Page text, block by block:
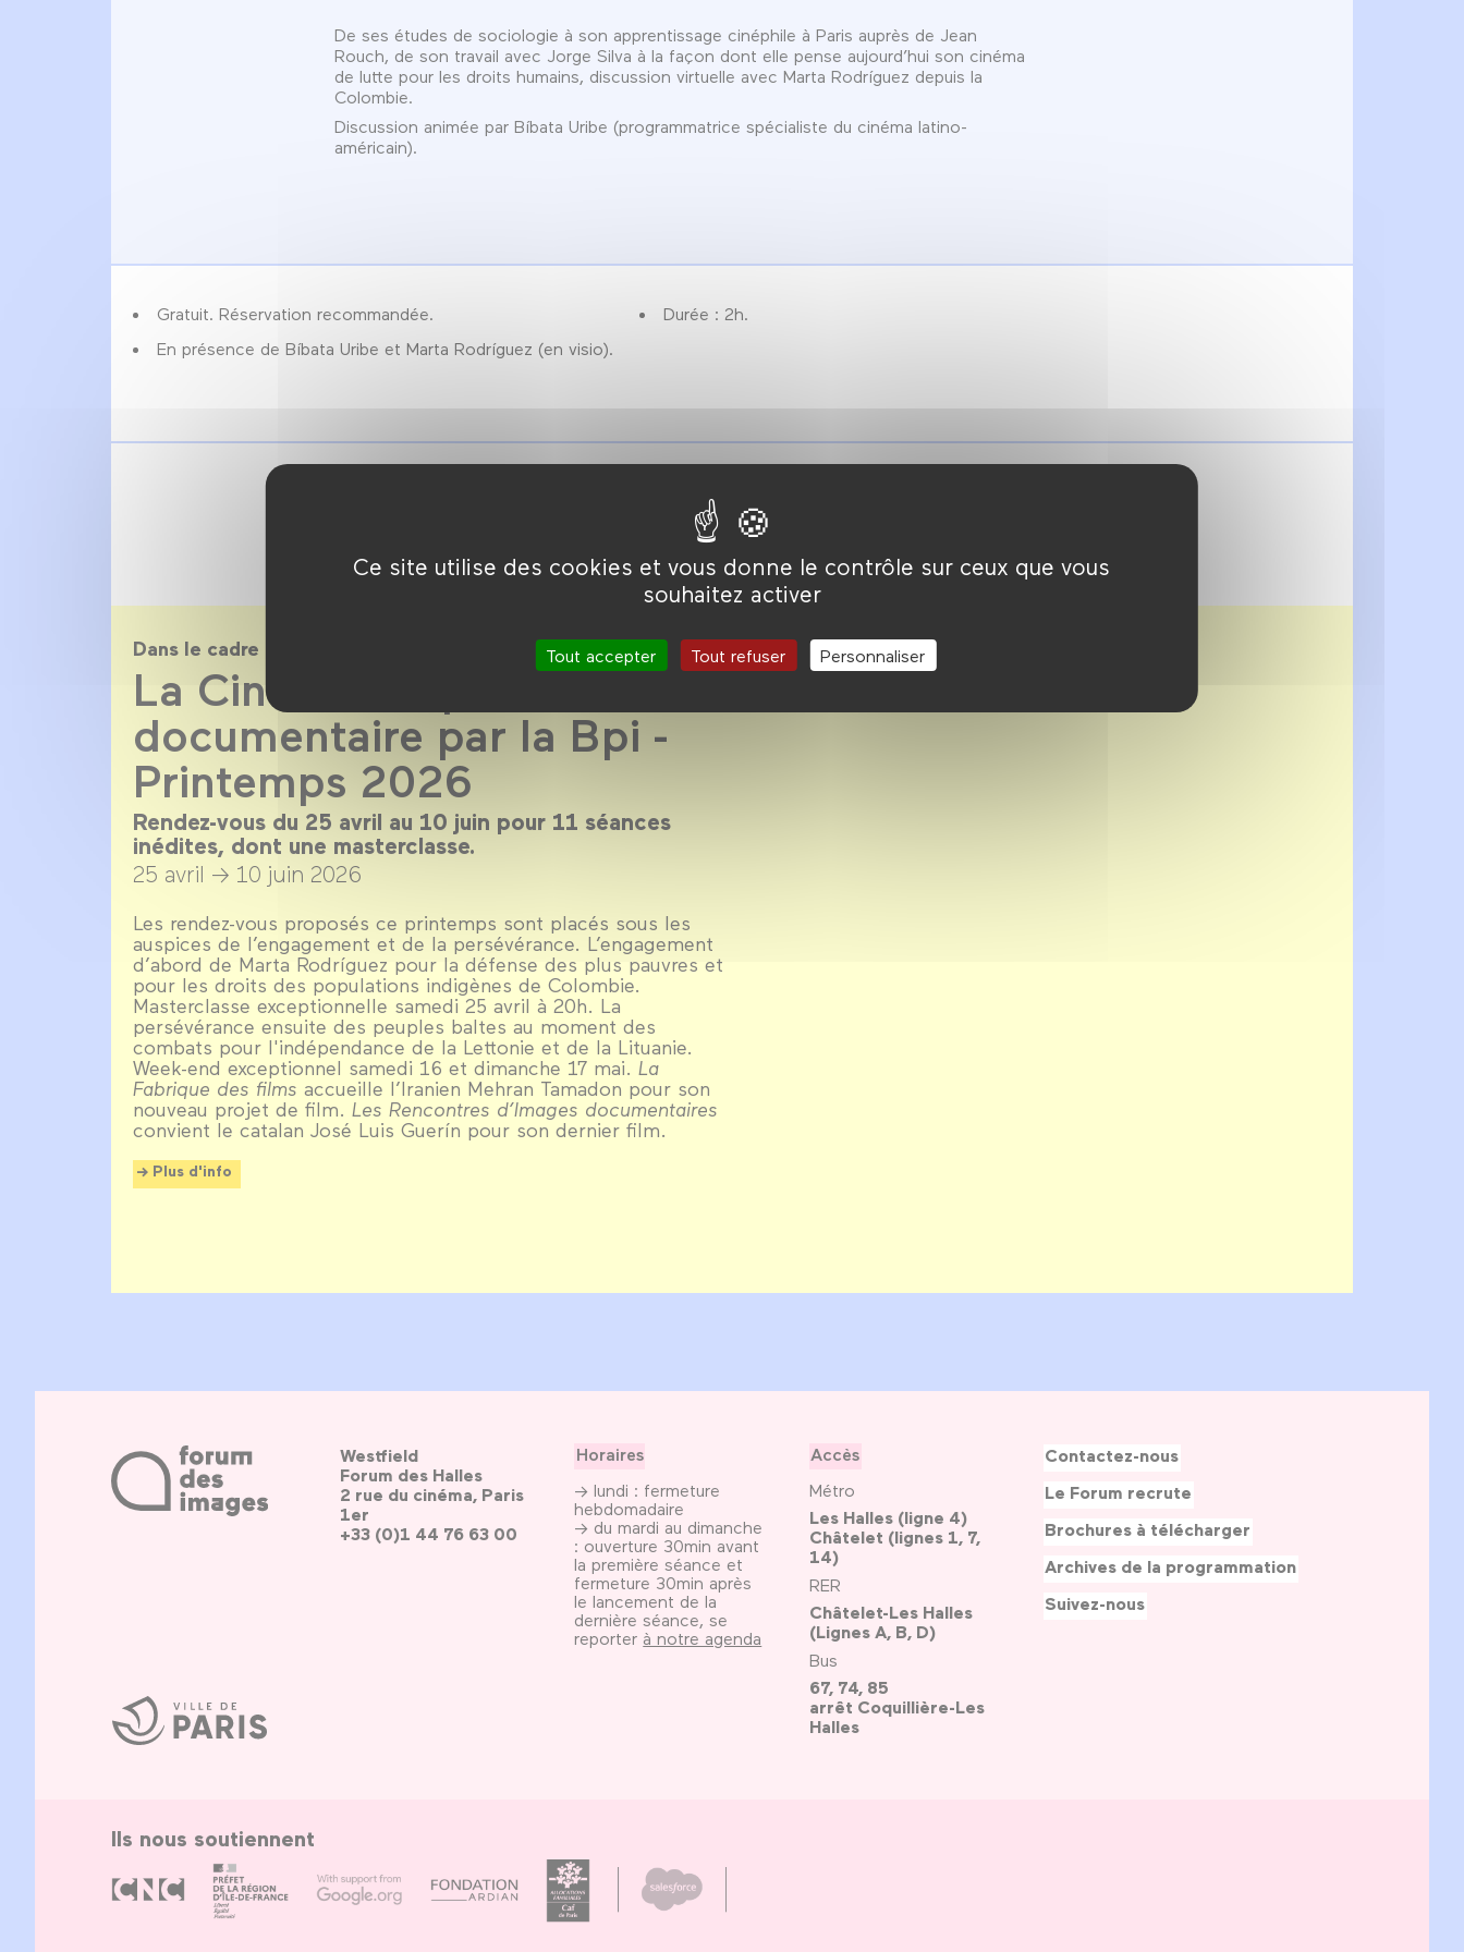
Ce site utilise des cookies et vous donne le contrôle sur ceux que vous
souhaitez activer
Tout accepter Tout refuser Personnaliser
De ses études de sociologie à son apprentissage cinéphile à Paris auprès de Jean
Rouch, de son travail avec Jorge Silva à la façon dont elle pense aujourd’hui son cinéma
de lutte pour les droits humains, discussion virtuelle avec Marta Rodríguez depuis la
Colombie.
Discussion animée par Bíbata Uribe (programmatrice spécialiste du cinéma latino-
américain).
Gratuit. Réservation recommandée.
En présence de Bíbata Uribe et Marta Rodríguez (en visio).
Durée : 2h.
Dans le cadre de
La Cinémathèque du
documentaire par la Bpi -
Printemps 2026
Rendez-vous du 25 avril au 10 juin pour 11 séances
inédites, dont une masterclasse.
25 avril → 10 juin 2026
Les rendez-vous proposés ce printemps sont placés sous les
auspices de l’engagement et de la persévérance. L’engagement
d’abord de Marta Rodríguez pour la défense des plus pauvres et
pour les droits des populations indigènes de Colombie.
Masterclasse exceptionnelle samedi 25 avril à 20h. La
persévérance ensuite des peuples baltes au moment des
combats pour l'indépendance de la Lettonie et de la Lituanie.
Week-end exceptionnel samedi 16 et dimanche 17 mai. La
Fabrique des films accueille l’Iranien Mehran Tamadon pour son
nouveau projet de film. Les Rencontres d’Images documentaires
convient le catalan José Luis Guerín pour son dernier film.
Plus d'info
Ville
de
Paris
Westfield
Forum des Halles
2 rue du cinéma, Paris
1er
+33 (0)1 44 76 63 00
Horaires
→ lundi : fermeture
hebdomadaire
→ du mardi au dimanche
: ouverture 30min avant
la première séance et
fermeture 30min après
le lancement de la
dernière séance, se
reporter à notre agenda
Accès
Métro
Les Halles (ligne 4)
Châtelet (lignes 1, 7,
14)
RER
Châtelet-Les Halles
(Lignes A, B, D)
Bus
67, 74, 85
arrêt Coquillière-Les
Halles
Contactez-nous
Le Forum recrute
Brochures à télécharger
Archives de la programmation
Suivez-nous
Ils nous soutiennent